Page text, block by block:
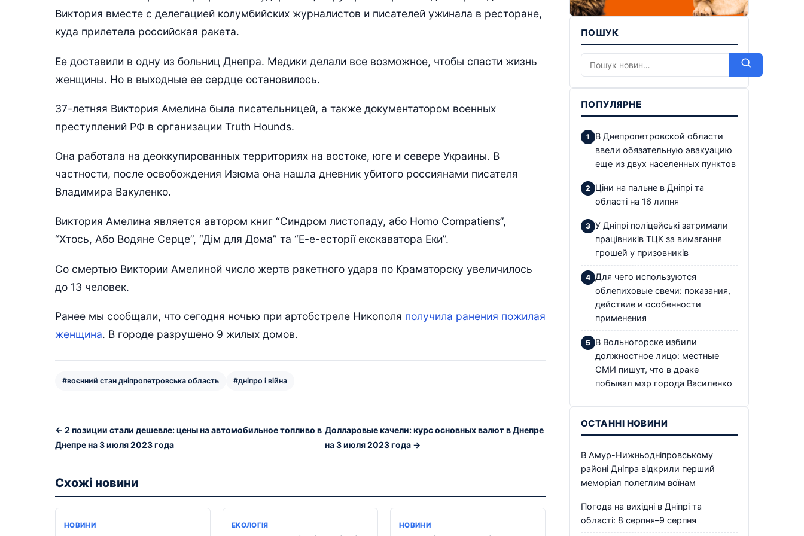
Виктория вместе с делегацией колумбийских журналистов и писателей ужинала в ресторане,
куда прилетела российская ракета.
Ее доставили в одну из больниц Днепра. Медики делали все возможное, чтобы спасти жизнь
женщины. Но в выходные ее сердце остановилось.
37-летняя Виктория Амелина была писательницей, а также документатором военных
преступлений РФ в организации Truth Hounds.
Она работала на деоккупированных территориях на востоке, юге и севере Украины. В
частности, после освобождения Изюма она нашла дневник убитого россиянами писателя
Владимира Вакуленко.
Виктория Амелина является автором книг “Синдром листопаду, або Homo Compatiens”,
“Хтось, Або Водяне Серце”, “Дім для Дома” та “Е-е-есторії екскаватора Еки”.
Со смертью Виктории Амелиной число жертв ракетного удара по Краматорску увеличилось
до 13 человек.
Ранее мы сообщали, что сегодня ночью при артобстреле Никополя получила ранения пожилая
женщина. В городе разрушено 9 жилых домов.
#воєнний стан дніпропетровська область #дніпро і війна
← 2 позиции стали дешевле: цены на автомобильное топливо в
Днепре на 3 июля 2023 года
Долларовые качели: курс основных валют в Днепре
на 3 июля 2023 года →
Схожі новини
НОВИНИ ЕКОЛОГІЯ НОВИНИ
ПОШУК
ПОПУЛЯРНЕ
В Днепропетровской области
ввели обязательную эвакуацию
еще из двух населенных пунктов
Ціни на пальне в Дніпрі та
області на 16 липня
У Дніпрі поліцейські затримали
працівників ТЦК за вимагання
грошей у призовників
Для чего используются
облепиховые свечи: показания,
действие и особенности
применения
В Вольногорске избили
должностное лицо: местные
СМИ пишут, что в драке
побывал мэр города Василенко
ОСТАННІ НОВИНИ
В Амур-Нижньодніпровському
районі Дніпра відкрили перший
меморіал полеглим воїнам
Погода на вихідні в Дніпрі та
області: 8 серпня–9 серпня